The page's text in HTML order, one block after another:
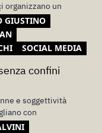
organizzano un
GIUSTINO
SOCIAL MEDIA
confini
e soggettività
con